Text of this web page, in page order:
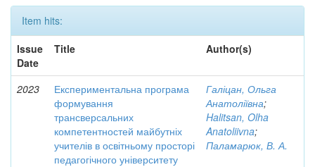
Item hits:
Issue
Date
Title Author(s)
2023
Експериментальна програма
формування
трансверсальних
компетентностей майбутніх
учителів в освітньому просторі
педагогічного університету
Галіцан, Ольга
Анатоліївна;
Halitsan, Olha
Anatoliivna;
Паламарюк, В. А.